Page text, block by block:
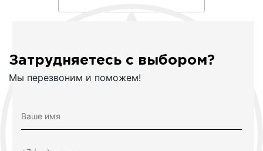
Затрудняетесь с выбором?
Мы перезвоним и поможем!